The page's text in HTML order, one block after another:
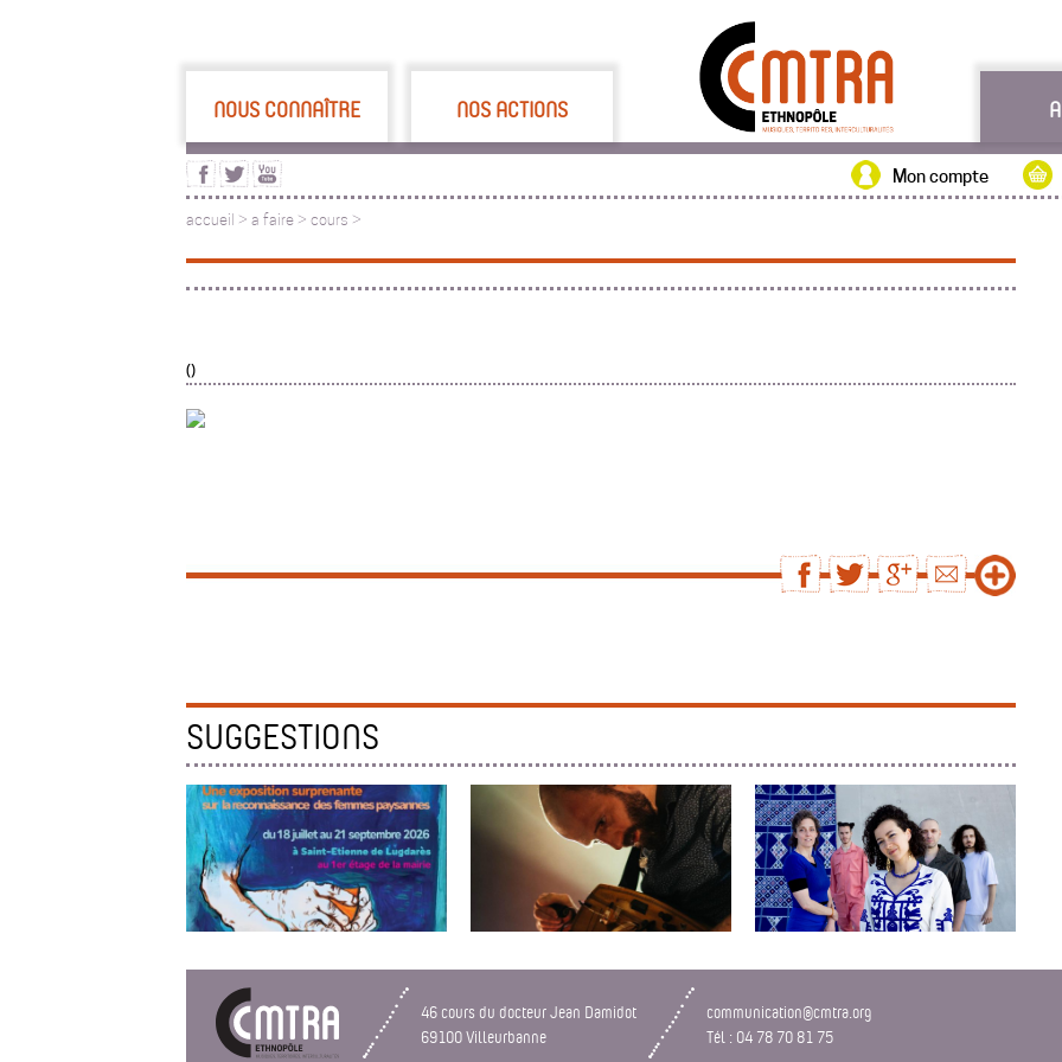
NOUS CONNAÎTRE NOS ACTIONS
Mon compte
accueil > a faire > cours >
()
SUGGESTIONS
Une exposition surprenante sur la
reconnaissance des femmes
paysannes
46 cours du docteur Jean Damidot
69100 Villeurbanne
communication@cmtra.org
Tél : 04 78 70 81 75